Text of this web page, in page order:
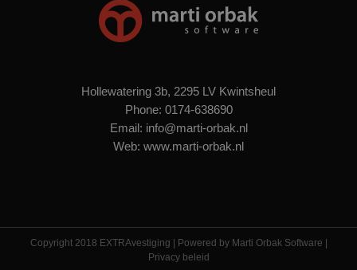
Hollewatering 3b, 2295 LV Kwintsheul
Phone: 0174-638690
Email: info@marti-orbak.nl
Web: www.marti-orbak.nl
Copyright 2018 EXTRAvestiging | Powered by Marti Orbak Software
Privacy beleid
Targeting
Functioneel
Strikt noodzakelijke cookies maken de
worden gebruikt zonder de strikt
noodzakelijke cookies.
Aanbieder / Domein
_ga_8FNJHZ740Q
.extravestiging.nl